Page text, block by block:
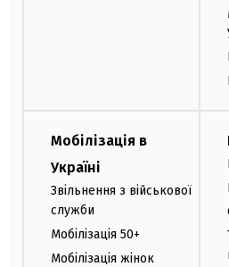
Мобілізація в
Україні
Звільнення з військової
служби
Мобілізація 50+
Мобілізація жінок